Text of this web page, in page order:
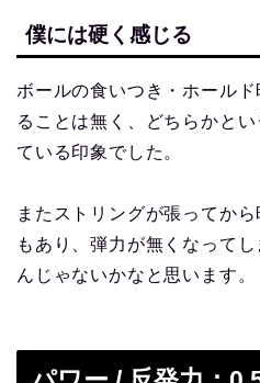
僕には硬く感じる
ボールの食いつき・ホール
ることは無く、どちらかと
ている印象でした。
またストリングが張ってか
もあり、弾力が無くなって
んじゃないかなと思います。